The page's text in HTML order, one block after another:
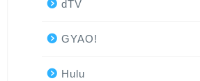
dTV
GYAO!
Hulu